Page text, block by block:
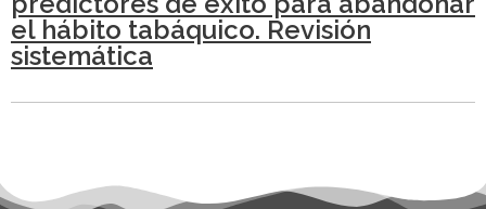
el hábito tabáquico. Revisión
sistemática